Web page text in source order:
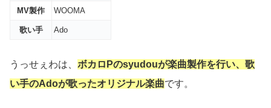
MV製作 WOOMA
歌い手 Ado
うっせぇわは、 ボカロPのsyudouが楽曲製作を行い、歌
い手のAdoが歌ったオリジナル楽曲です。